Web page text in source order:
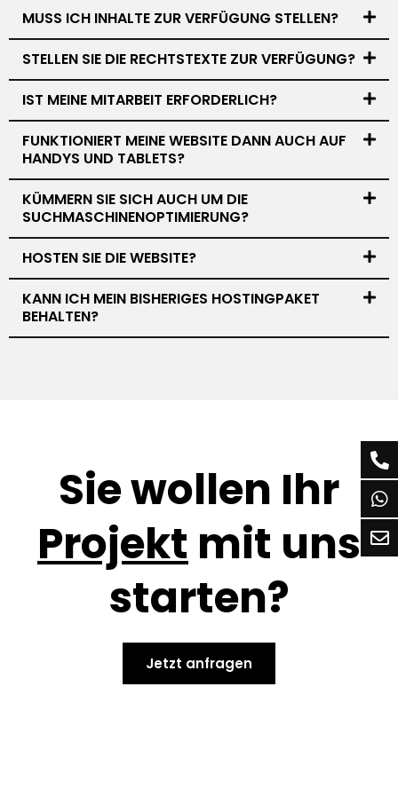
MUSS ICH INHALTE ZUR VERFÜGUNG STELLEN?
STELLEN SIE DIE RECHTSTEXTE ZUR VERFÜGUNG?
IST MEINE MITARBEIT ERFORDERLICH?
FUNKTIONIERT MEINE WEBSITE DANN AUCH AUF
HANDYS UND TABLETS?
KÜMMERN SIE SICH AUCH UM DIE
SUCHMASCHINENOPTIMIERUNG?
HOSTEN SIE DIE WEBSITE?
KANN ICH MEIN BISHERIGES HOSTINGPAKET
BEHALTEN?
Sie wollen Ihr
Projekt mit uns
starten?
Jetzt anfragen